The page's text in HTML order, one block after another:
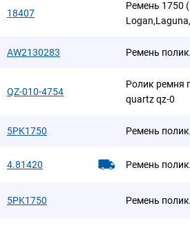
18407
Ремень 1750
AW2130283 Ремень
QZ-010-4754
Ролик ремня
quartz qz-0
5PK1750 Ремень
4.81420 Ремень
5PK1750 Ремень